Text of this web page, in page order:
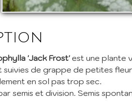
'Jack Frost'est une plante
suivies de grappe de petites
en sol pas trop sec.
semis et division. Semis
En